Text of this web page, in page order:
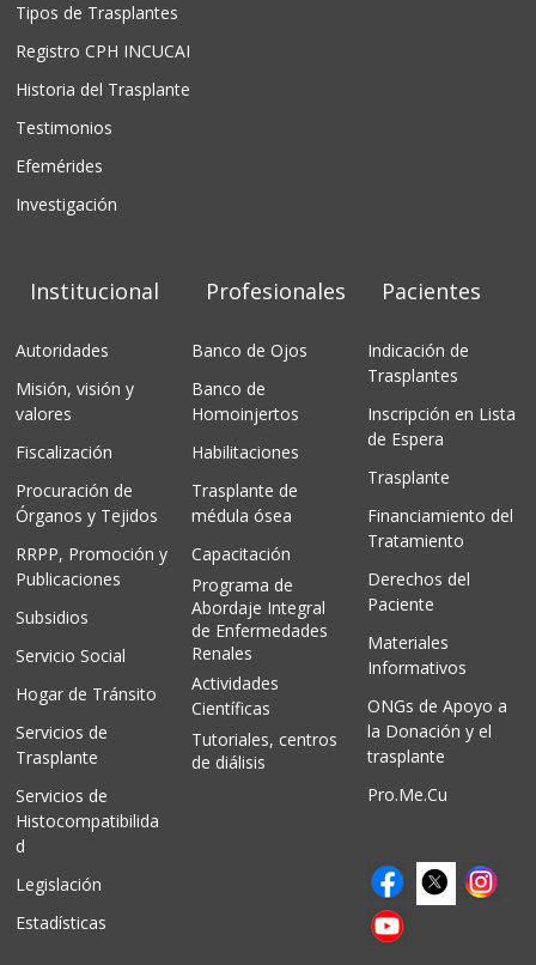
Tipos de Trasplantes
Registro CPH INCUCAI
Historia del Trasplante
Testimonios
Efemérides
Investigación
Institucional
Autoridades
Misión, visión y
valores
Fiscalización
Procuración de
Órganos y Tejidos
RRPP, Promoción y
Publicaciones
Subsidios
Servicio Social
Hogar de Tránsito
Servicios de
Trasplante
Servicios de
Histocompatibilida
d
Legislación
Estadísticas
Profesionales
Banco de Ojos
Banco de
Homoinjertos
Habilitaciones
Trasplante de
médula ósea
Capacitación
Programa de
Abordaje Integral
de Enfermedades
Renales
Actividades
Científicas
Tutoriales, centros
de diálisis
Pacientes
Indicación de
Trasplantes
Inscripción en Lista
de Espera
Trasplante
Financiamiento del
Tratamiento
Derechos del
Paciente
Materiales
Informativos
ONGs de Apoyo a
la Donación y el
trasplante
Pro.Me.Cu